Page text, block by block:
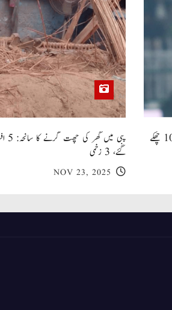
صاحبزادہ فرحان ایک سال میں ٹی ٹوئنٹی کرکٹ میں 100 چھکے
گئے، 3 زخمی
NOV 23, 2025